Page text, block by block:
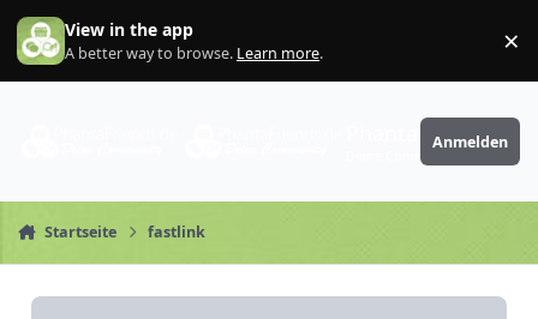
Zum Inhalt springen
View in the app
A better way to browse. Learn more. ×
PhantaFriends.de
Anmelden
Startseite fastlink